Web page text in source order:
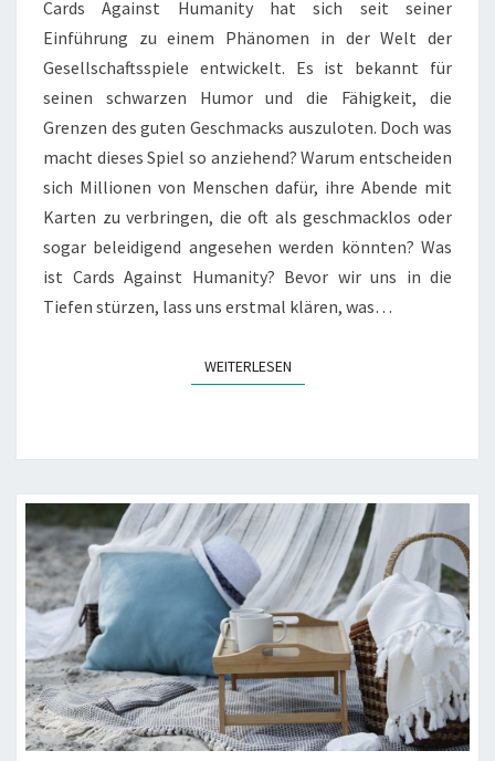
BELIEBT
IST
Cards Against Humanity hat sich seit seiner
Einführung zu einem Phänomen in der Welt der
Gesellschaftsspiele entwickelt. Es ist bekannt für
seinen schwarzen Humor und die Fähigkeit, die
Grenzen des guten Geschmacks auszuloten. Doch was
macht dieses Spiel so anziehend? Warum entscheiden
sich Millionen von Menschen dafür, ihre Abende mit
Karten zu verbringen, die oft als geschmacklos oder
sogar beleidigend angesehen werden könnten? Was
ist Cards Against Humanity? Bevor wir uns in die
Tiefen stürzen, lass uns erstmal klären, was…
WEITERLESENWEITERLESEN